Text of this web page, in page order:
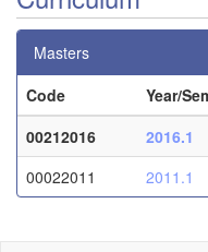
Masters
Code
Year/
00212016
2016.1
00022011
2011.1